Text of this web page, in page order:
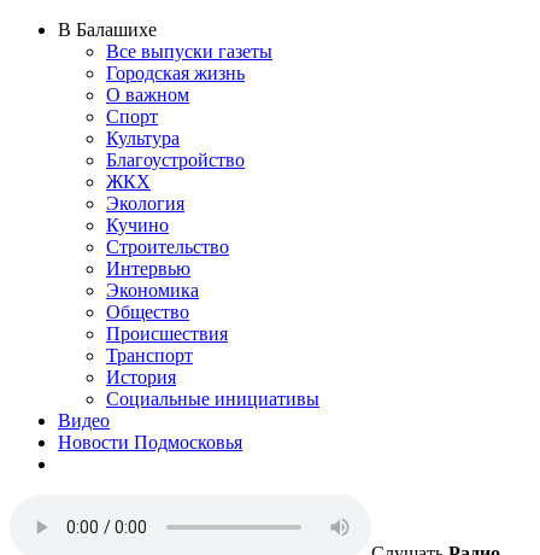
В Балашихе
Все выпуски газеты
Городская жизнь
О важном
Спорт
Культура
Благоустройство
ЖКХ
Экология
Кучино
Строительство
Интервью
Экономика
Общество
Происшествия
Транспорт
История
Социальные инициативы
Видео
Новости Подмосковья